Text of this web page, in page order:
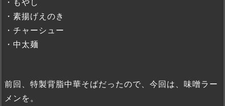
・素揚げえのき
・チャーシュー
・中太麺
前回、特製背脂中華そばだったので、今回は、味噌ラー
メンを。